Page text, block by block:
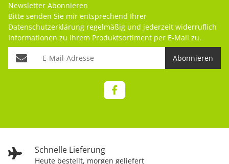
Schnelle Lieferung
Heute bestellt, morgen geliefert
Newsletter Abonnieren
Bitte senden Sie mir entsprechend Ihrer
Datenschutzerklärung regelmäßig und jederzeit widerruflich
Informationen zu Ihrem Produktsortiment per E-Mail zu.
Abonnieren